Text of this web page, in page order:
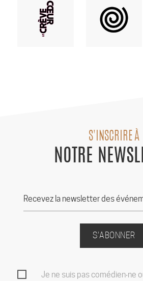
S'INSCRIRE À
NOTRE
S'ABONNER
Je ne suis pas comédien‧ne